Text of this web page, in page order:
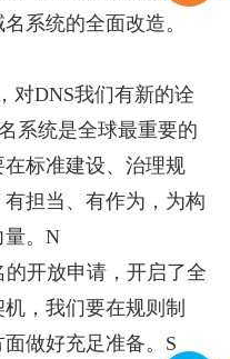
系统的全面改造。
对DNS我们有新的诠
系统是全球最重要的
标准建设、治理规
担当、有作为，为构
量。N
的开放申请，开启了全
，我们要在规则制
做好充足准备。S